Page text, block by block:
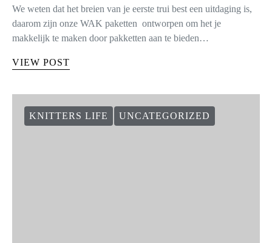
We weten dat het breien van je eerste trui best een uitdaging is,
daarom zijn onze WAK paketten ontworpen om het je
makkelijk te maken door pakketten aan te bieden…
VIEW POST
KNITTERS LIFE UNCATEGORIZED